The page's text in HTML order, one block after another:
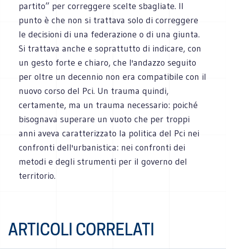
partito” per correggere scelte sbagliate. Il
punto è che non si trattava solo di correggere
le decisioni di una federazione o di una giunta.
Si trattava anche e soprattutto di indicare, con
un gesto forte e chiaro, che l'andazzo seguito
per oltre un decennio non era compatibile con il
nuovo corso del Pci. Un trauma quindi,
certamente, ma un trauma necessario: poiché
bisognava superare un vuoto che per troppi
anni aveva caratterizzato la politica del Pci nei
confronti dell'urbanistica: nei confronti dei
metodi e degli strumenti per il governo del
territorio.
ARTICOLI CORRELATI